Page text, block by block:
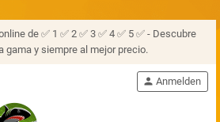
de ✅ 1 ✅ 2 ✅ 3 ✅ 4 ✅ 5 ✅ - Descubre
gama y siempre al mejor precio.
person Anmelden